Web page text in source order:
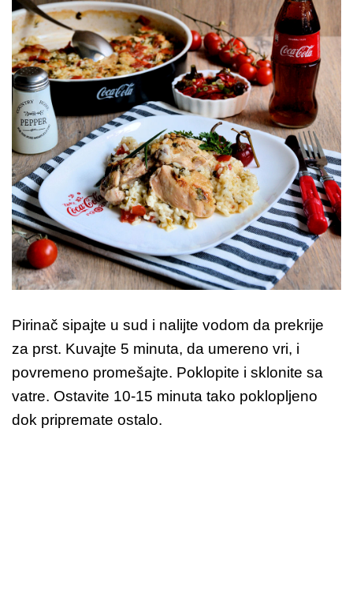
Pirinač sipajte u sud i nalijte vodom da prekrije
za prst. Kuvajte 5 minuta, da umereno vri, i
povremeno promešajte. Poklopite i sklonite sa
vatre. Ostavite 10-15 minuta tako poklopljeno
dok pripremate ostalo.